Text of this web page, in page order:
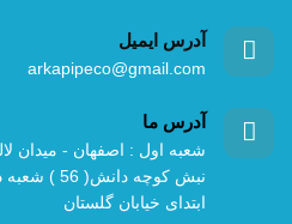
آدرس ایمیل
arkapipeco@gmail.com
آدرس ما
شعبه اول : اصفهان - میدان
نبش کوچه
ابتدای خیابان گلستان